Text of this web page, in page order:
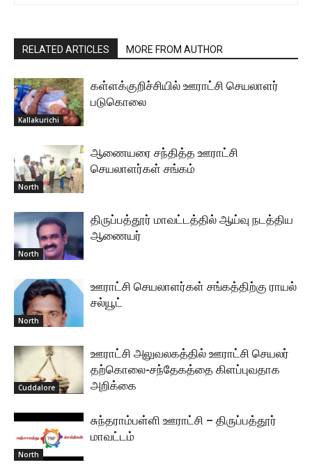
RELATED ARTICLES MORE FROM AUTHOR
Kallakurichi
கள்ளக்குறிச்சியில் ஊராட்சி செயலாளர்
படுகொலை
North
ஆணையரை சந்தித்த ஊராட்சி
செயலாளர்கள் சங்கம்
North
திருப்பத்தூர் மாவட்டத்தில் ஆய்வு நடத்திய
ஆணையர்
North
ஊராட்சி செயலாளர்கள் சங்கத்திற்கு ராயல்
சல்யூட்
Cuddalore
ஊராட்சி அலுவலகத்தில் ஊராட்சி செயலர்
தற்கொலை-சந்தேகத்தை கிளப்புவதாக
அறிக்கை
North
சுந்தராம்பள்ளி ஊராட்சி – திருப்பத்தூர்
மாவட்டம்